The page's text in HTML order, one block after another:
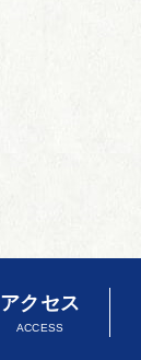
アクセス
ACCESS